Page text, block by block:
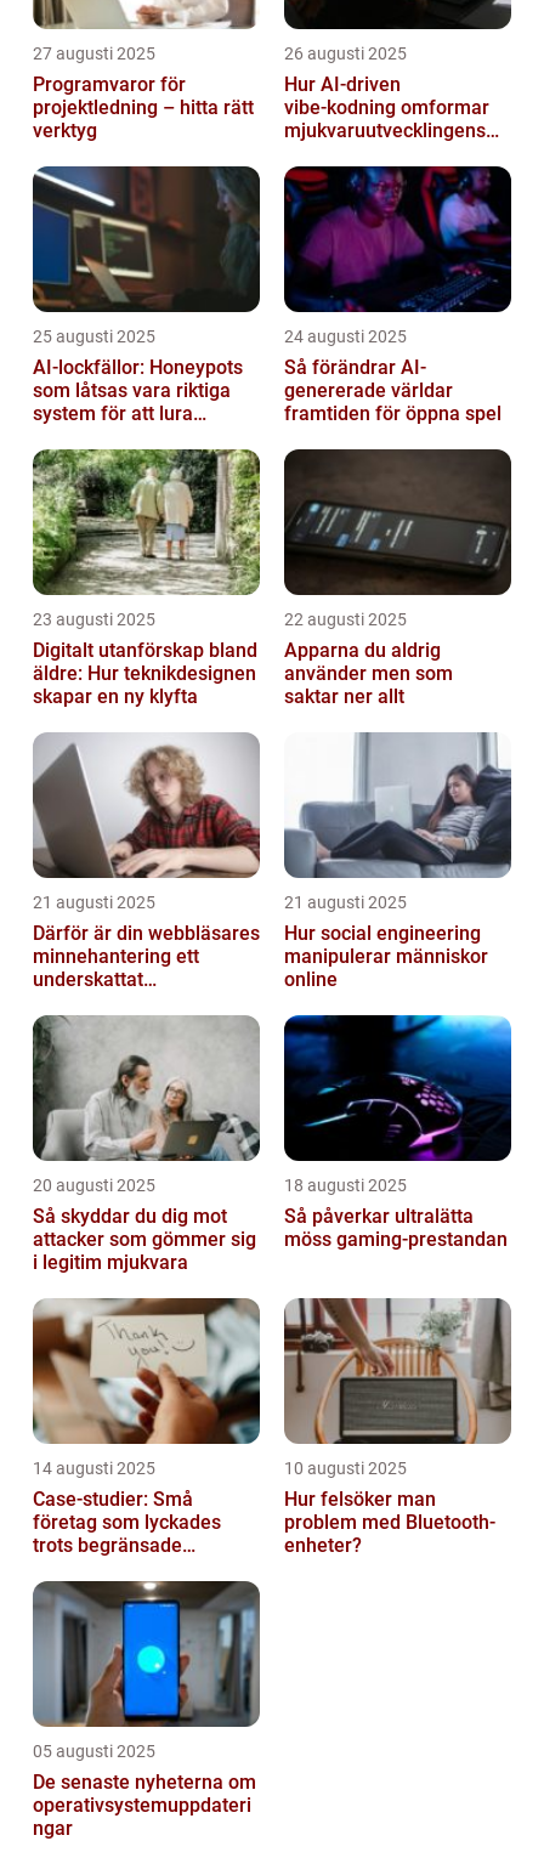
27 augusti 2025
Programvaror för
projektledning – hitta rätt
verktyg
26 augusti 2025
Hur AI‑driven
vibe‑kodning omformar
mjukvaruutvecklingens
25 augusti 2025
AI-lockfällor: Honeypots
som låtsas vara riktiga
system för att lura
24 augusti 2025
Så förändrar AI-
genererade världar
framtiden för öppna spel
23 augusti 2025
Digitalt utanförskap bland
äldre: Hur teknikdesignen
skapar en ny klyfta
22 augusti 2025
Apparna du aldrig
använder men som
saktar ner allt
21 augusti 2025
Därför är din webbläsares
minnehantering ett
underskattat
21 augusti 2025
Hur social engineering
manipulerar människor
online
20 augusti 2025
Så skyddar du dig mot
attacker som gömmer sig
i legitim mjukvara
18 augusti 2025
Så påverkar ultralätta
möss gaming-prestandan
14 augusti 2025
Case-studier: Små
företag som lyckades
trots begränsade
10 augusti 2025
Hur felsöker man
problem med Bluetooth-
enheter?
05 augusti 2025
De senaste nyheterna om
operativsystemuppdateri
ngar